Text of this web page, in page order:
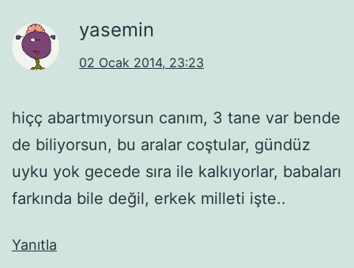
yasemin
02 Ocak 2014, 23:23
hiçç abartmıyorsun canım, 3 tane var bende
de biliyorsun, bu aralar coştular, gündüz
uyku yok gecede sıra ile kalkıyorlar, babaları
farkında bile değil, erkek milleti işte..
Yanıtla